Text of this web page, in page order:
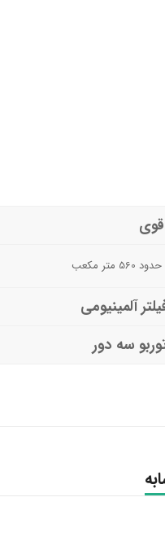
مکعب
آلمینیومی
سه دور